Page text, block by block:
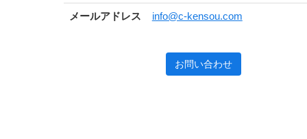
メールアドレス info@c-kensou.com
お問い合わせ